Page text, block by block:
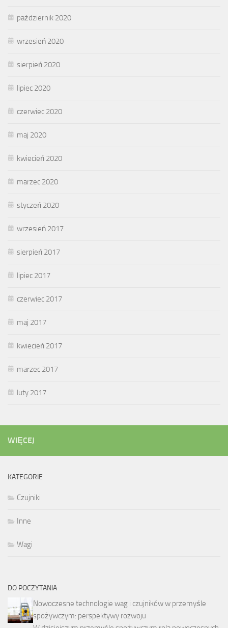
październik 2020
wrzesień 2020
sierpień 2020
lipiec 2020
czerwiec 2020
maj 2020
kwiecień 2020
marzec 2020
styczeń 2020
wrzesień 2017
sierpień 2017
lipiec 2017
czerwiec 2017
maj 2017
kwiecień 2017
marzec 2017
luty 2017
WIĘCEJ
KATEGORIE
Czujniki
Inne
Wagi
DO POCZYTANIA
Nowoczesne technologie wag i czujników w przemyśle
spożywczym: perspektywy rozwoju